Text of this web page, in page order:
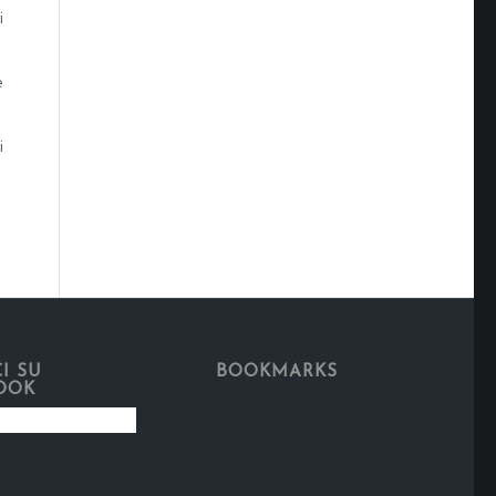
SU
BOOKMARKS